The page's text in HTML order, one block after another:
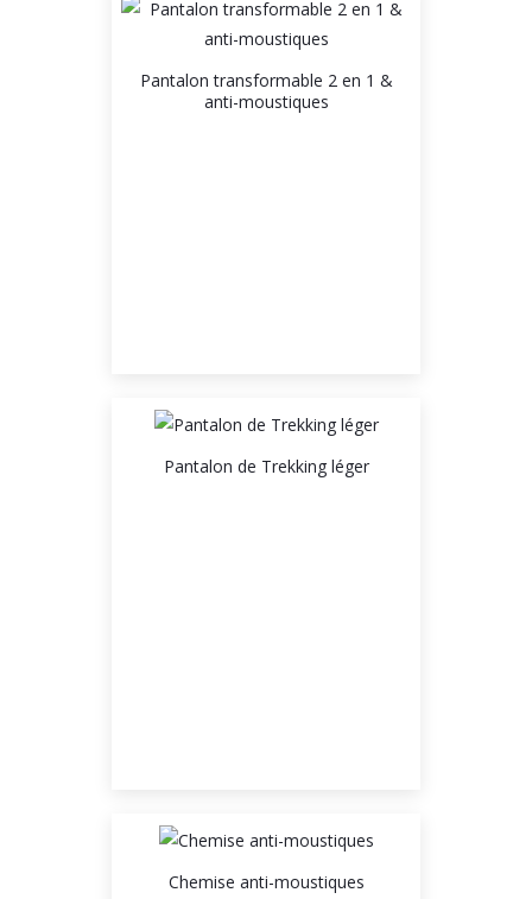
Pantalon transformable 2 en 1 &
anti-moustiques
Pantalon de Trekking léger
Chemise anti-moustiques